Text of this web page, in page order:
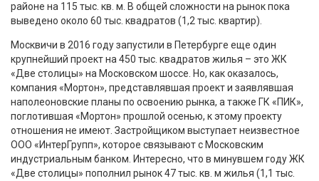
районе на 115 тыс. кв. м. В общей сложности на рынок пока
выведено около 60 тыс. квадратов (1,2 тыс. квартир).
Москвичи в 2016 году запустили в Петербурге еще один
крупнейший проект на 450 тыс. квадратов жилья – это ЖК
«Две столицы» на Московском шоссе. Но, как оказалось,
компания «Мортон», представлявшая проект и заявлявшая
наполеоновские планы по освоению рынка, а также ГК «ПИК»,
поглотившая «Мортон» прошлой осенью, к этому проекту
отношения не имеют. Застройщиком выступает неизвестное
ООО «ИнтерГрупп», которое связывают с Московским
индустриальным банком. Интересно, что в минувшем году ЖК
«Две столицы» пополнил рынок 47 тыс. кв. м жилья (1,1 тыс.